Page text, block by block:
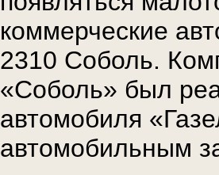
коммерческие
2310 Соболь.
«Соболь» был
автомобиля
автомобильным